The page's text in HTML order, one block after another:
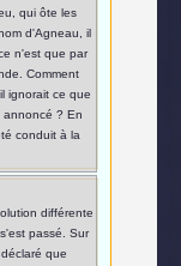
qui ôte les
d'Agneau, il
n'est que par
Comment
ignorait ce que
annoncé ? En
conduit à la
différente
passé. Sur
que